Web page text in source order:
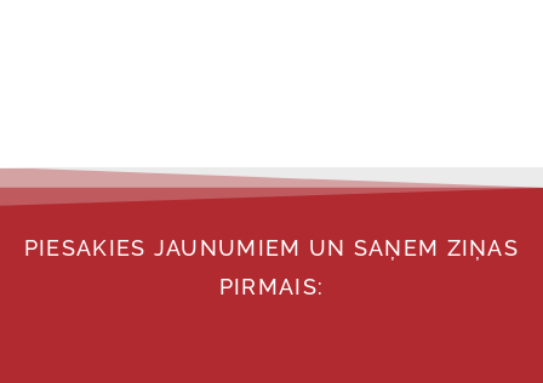
PIESAKIES JAUNUMIEM UN SAŅEM ZIŅAS
PIRMAIS: